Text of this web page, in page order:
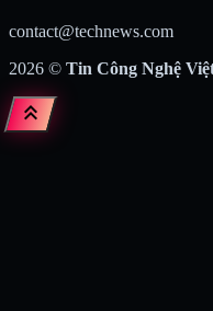
contact@technews.com
2026 © Tin Công Nghệ
keyboard_double_arrow_up